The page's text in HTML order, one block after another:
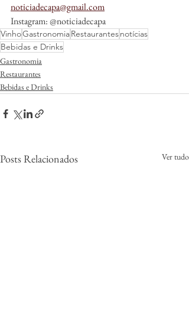
noticiadecapa@gmail.com
Instagram: @noticiadecapa
VinhoGastronomiaRestaurantesnotícias
Bebidas e Drinks
Gastronomia
Restaurantes
Bebidas e Drinks
Posts Relacionados Ver tudo